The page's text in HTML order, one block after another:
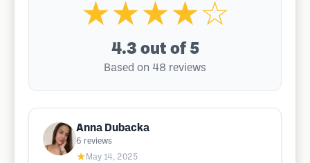
★★★★☆
4.3 out of 5
Based on 48 reviews
Anna Dubacka
6 reviews
★ May 14, 2025